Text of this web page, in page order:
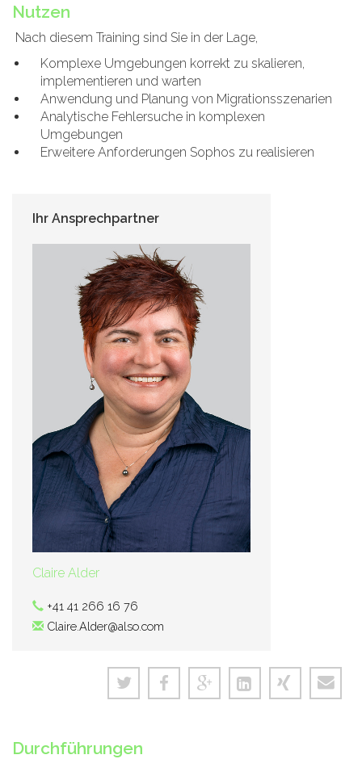
Nutzen
Nach diesem Training sind Sie in der Lage,
Komplexe Umgebungen korrekt zu skalieren,
implementieren und warten
Anwendung und Planung von Migrationsszenarien
Analytische Fehlersuche in komplexen
Umgebungen
Erweitere Anforderungen Sophos zu realisieren
Ihr Ansprechpartner
Claire Alder
+41 41 266 16 76
Claire.Alder@also.com
Durchführungen